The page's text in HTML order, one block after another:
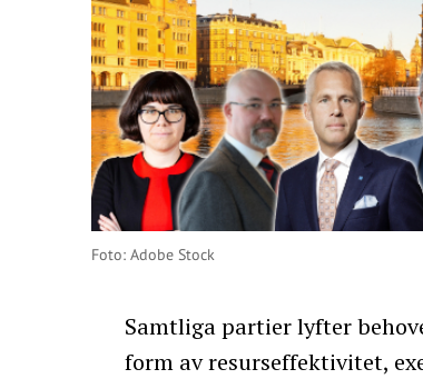
Foto: Adobe Stock
Samtliga partier lyfter
form av resurseffektivitet,